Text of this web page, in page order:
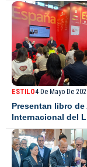
ESTILO4 De Mayo De
Presentan libro
Internacional del